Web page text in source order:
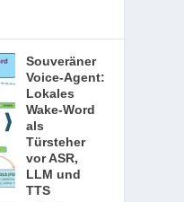
Souveräner
Voice-Agent:
Lokales
Wake-Word
als
Türsteher
vor ASR,
LLM und
TTS